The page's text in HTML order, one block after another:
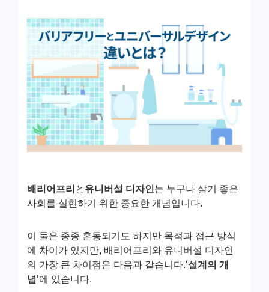
배리어프리 と 유니버설 디자인는 누구나 살기 좋은
사회를 실현하기 위한 중요한 개념입니다.
이 둘은 종종 혼동되기도 하지만 목적과 접근 방식
에 차이가 있지만, 배리어프리와 유니버설 디자인
의 가장 큰 차이점은 다음과 같습니다.'설계의 개
념'에 있습니다.